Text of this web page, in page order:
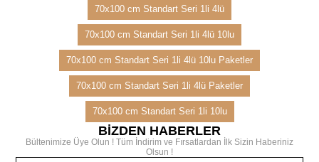
70x100 cm Standart Seri 1li 4lü
70x100 cm Standart Seri 1li 4lü 10lu
70x100 cm Standart Seri 1li 4lü 10lu Paketler
70x100 cm Standart Seri 1li 4lü Paketler
70x100 cm Standart Seri 1li 10lu
BİZDEN HABERLER
Bültenimize Üye Olun ! Tüm İndirim ve Fırsatlardan İlk Sizin Haberiniz
Olsun !